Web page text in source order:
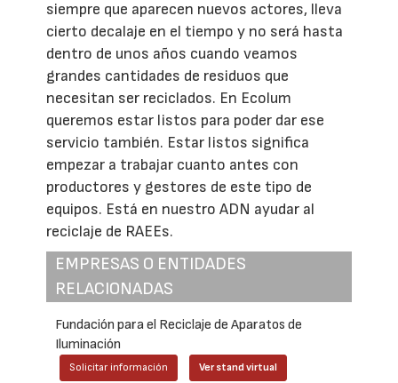
siempre que aparecen nuevos actores, lleva
cierto decalaje en el tiempo y no será hasta
dentro de unos años cuando veamos
grandes cantidades de residuos que
necesitan ser reciclados. En Ecolum
queremos estar listos para poder dar ese
servicio también. Estar listos significa
empezar a trabajar cuanto antes con
productores y gestores de este tipo de
equipos. Está en nuestro ADN ayudar al
reciclaje de RAEEs.
EMPRESAS O ENTIDADES
RELACIONADAS
Fundación para el Reciclaje de Aparatos de
Iluminación
Solicitar información Ver stand virtual